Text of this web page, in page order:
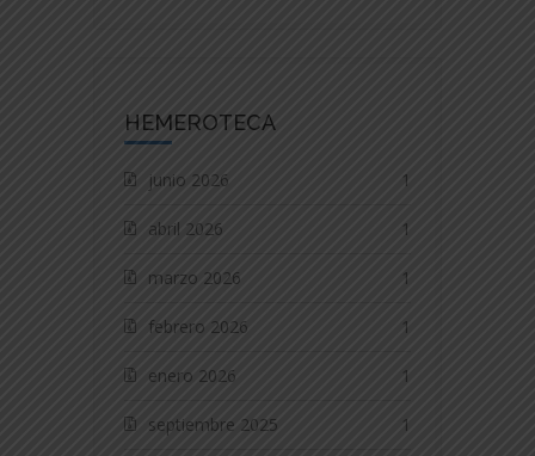
HEMEROTECA
junio 2026 1
abril 2026 1
marzo 2026 1
febrero 2026 1
enero 2026 1
septiembre 2025 1